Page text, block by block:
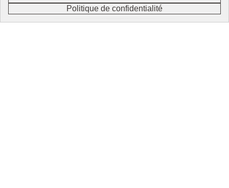
Se connecter / S'inscrire
Politique de confidentialité